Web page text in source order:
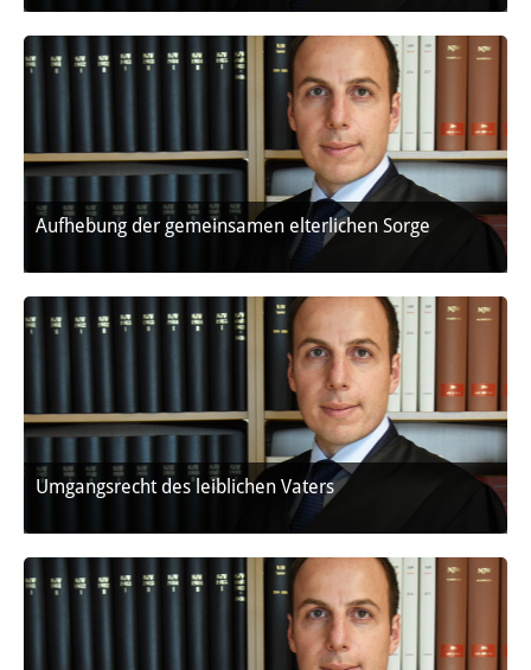
Aufhebung der gemeinsamen elterlichen Sorge
Umgangsrecht des leiblichen Vaters